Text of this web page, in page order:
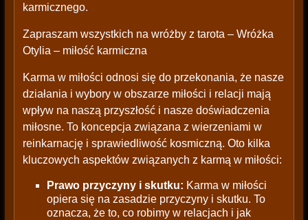
karmicznego.
Zapraszam wszystkich na wróżby z tarota – Wróżka
Otylia – miłość karmiczna
Karma w miłości odnosi się do przekonania, że nasze
działania i wybory w obszarze miłości i relacji mają
wpływ na naszą przyszłość i nasze doświadczenia
miłosne. To koncepcja związana z wierzeniami w
reinkarnację i sprawiedliwość kosmiczną. Oto kilka
kluczowych aspektów związanych z karmą w miłości:
Prawo przyczyny i skutku: Karma w miłości
opiera się na zasadzie przyczyny i skutku. To
oznacza, że to, co robimy w relacjach i jak